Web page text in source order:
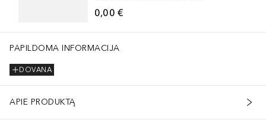
0,00 €
PAPILDOMA INFORMACIJA
DOVANA
APIE PRODUKTĄ